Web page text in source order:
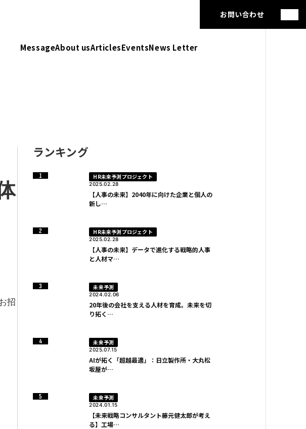
お問い合わせ
MessageAbout usArticlesEventsNews Letter
招
ランキング
HR未来予測プロジェクト
2025.02.28
【人事の未来】2040年に向けた企業と個人の
新し…
HR未来予測プロジェクト
2025.02.28
【人事の未来】データで進化する戦略的人事
と人材マ…
未来予測
2024.02.06
20年後の会社を支える人材を育成。未来を切
り拓く…
未来予測
2025.07.15
AIが拓く「超越最適」：日立製作所・大丸松
坂屋が…
未来予測
2024.01.15
【未来戦略コンサルタント藤元健太郎が考え
る】工場…